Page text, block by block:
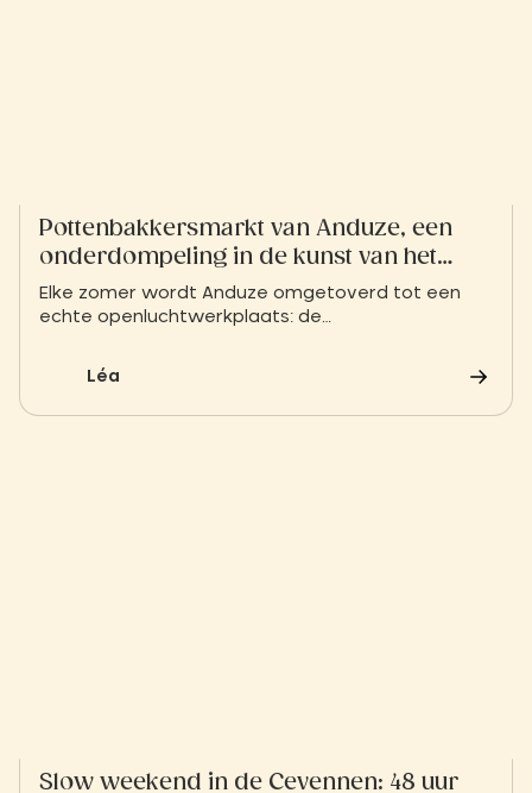
Pottenbakkersmarkt van Anduze, een
onderdompeling in de kunst van het
pottenbakken
Elke zomer wordt Anduze omgetoverd tot een
echte openluchtwerkplaats: de
samen, met levendige demonstraties en unieke
creaties, die erfgoed en moderniteit combineren.
Léa
Slow weekend in de Cevennen: 48 uur